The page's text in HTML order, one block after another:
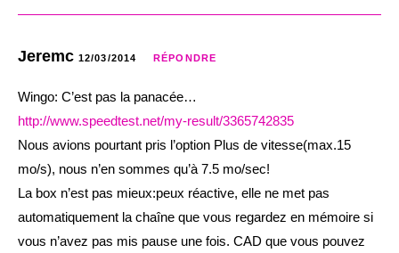
Jeremc 12/03/2014 RÉPONDRE
Wingo: C’est pas la panacée…
http://www.speedtest.net/my-result/3365742835
Nous avions pourtant pris l’option Plus de vitesse(max.15
mo/s), nous n’en sommes qu’à 7.5 mo/sec!
La box n’est pas mieux:peux réactive, elle ne met pas
automatiquement la chaîne que vous regardez en mémoire si
vous n’avez pas mis pause une fois. CAD que vous pouvez